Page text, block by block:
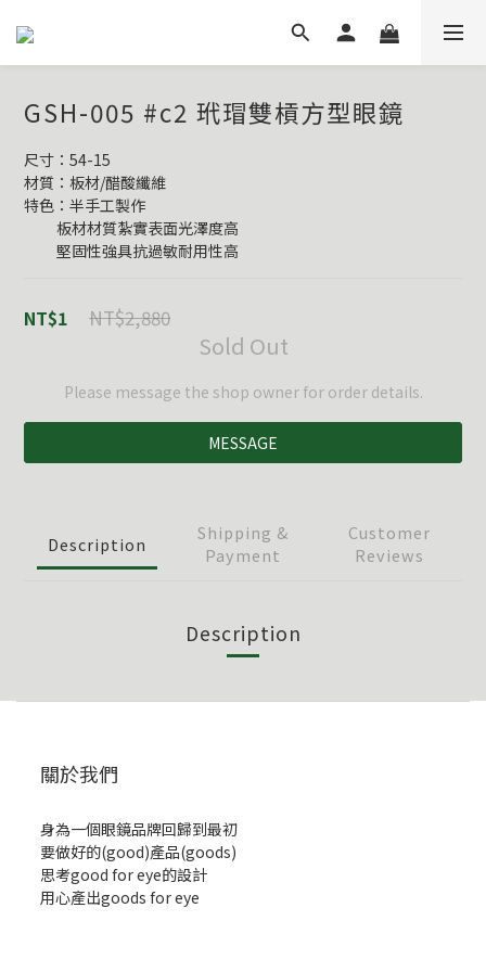
GSH-005 #c2 玳瑁雙槓方型眼鏡
尺寸：54-15
材質：板材/醋酸纖維
特色：半手工製作
          板材材質紮實表面光澤度高
          堅固性強具抗過敏耐用性高
NT$1 NT$2,880
Sold Out
Please message the shop owner for order details.
MESSAGE
Description
Shipping &
Payment
Customer
Reviews
Description
關於我們
身為一個眼鏡品牌回歸到最初
要做好的(good)產品(goods)
思考good for eye的設計
用心產出goods for eye